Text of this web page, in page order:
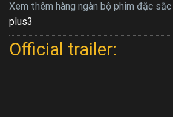
Xem thêm hàng ngàn bộ phim đặc
plus3
Official trailer: